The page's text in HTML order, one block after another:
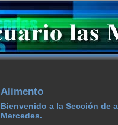
Alimento
Bienvenido a la Sección de
Mercedes.